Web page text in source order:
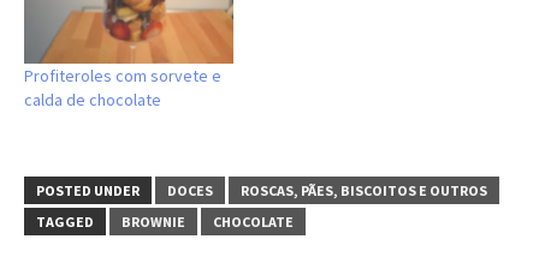
Profiteroles com sorvete e
calda de chocolate
POSTED UNDER DOCES
ROSCAS, PÃES, BISCOITOS E OUTROS
TAGGED
BROWNIE CHOCOLATE